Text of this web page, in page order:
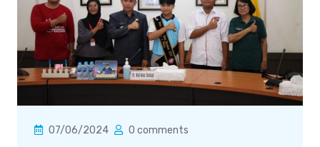
07/06/2024 0 comments